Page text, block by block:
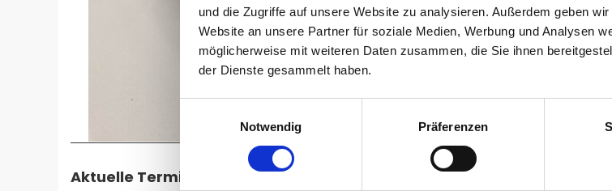
und die Zugriffe auf unsere Website zu analysieren. Außerdem geben
Website an unsere Partner für soziale Medien, Werbung und Analysen
möglicherweise mit weiteren Daten zusammen, die Sie ihnen
der Dienste gesammelt haben.
Notwendig
Präferenzen
Aktuelle Termine und Informationen: